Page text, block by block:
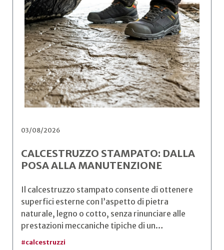
03/08/2026
CALCESTRUZZO STAMPATO: DALLA
POSA ALLA MANUTENZIONE
Il calcestruzzo stampato consente di ottenere
superfici esterne con l’aspetto di pietra
naturale, legno o cotto, senza rinunciare alle
prestazioni meccaniche tipiche di un…
#calcestruzzi